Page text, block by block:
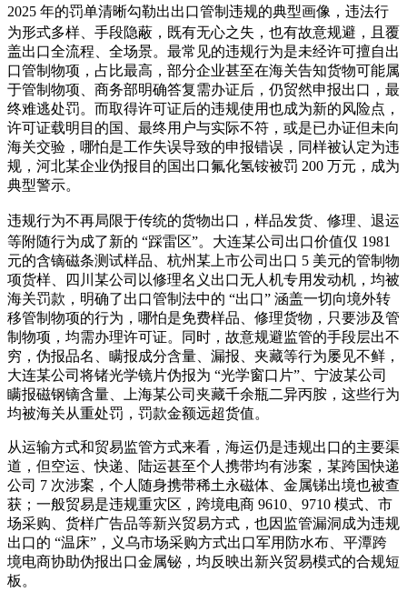
2025 年的罚单清晰勾勒出出口管制违规的典型画像， 违法行
为形式多样、手段隐蔽 ，既有无心之失，也有故意规避，且覆
盖出口全流程、全场景。最常见的违规行为是未经许可擅自出
口管制物项，占比最高，部分企业甚至在海关告知货物可能属
于管制物项、商务部明确答复需办证后，仍贸然申报出口，最
终难逃处罚。而取得许可证后的违规使用也成为新的风险点，
许可证载明目的国、最终用户与实际不符，或是已办证但未向
海关交验，哪怕是工作失误导致的申报错误，同样被认定为违
规，河北某企业伪报目的国出口氟化氢铵被罚 200 万元，成为
典型警示。
违规行为不再局限于传统的货物出口， 样品发货、修理、退运
等附随行为成了新的 “踩雷区”。大连某公司出口价值仅 1981
元的含镝磁条测试样品、杭州某上市公司出口 5 美元的管制物
项货样、四川某公司以修理名义出口无人机专用发动机，均被
海关罚款，明确了出口管制法中的 “出口” 涵盖一切向境外转
移管制物项的行为，哪怕是免费样品、修理货物，只要涉及管
制物项，均需办理许可证。同时，故意规避监管的手段层出不
穷，伪报品名、瞒报成分含量、漏报、夹藏等行为屡见不鲜，
大连某公司将锗光学镜片伪报为 “光学窗口片”、宁波某公司
瞒报磁钢镝含量、上海某公司夹藏千余瓶二异丙胺，这些行为
均被海关从重处罚，罚款金额远超货值。
从运输方式和贸易监管方式来看，海运仍是违规出口的主要渠
道，但空运、快递、陆运甚至个人携带均有涉案，某跨国快递
公司 7 次涉案，个人随身携带稀土永磁体、金属锑出境也被查
获；一般贸易是违规重灾区，跨境电商 9610、9710 模式、市
场采购、货样广告品等新兴贸易方式，也因监管漏洞成为违规
出口的 “温床”，义乌市场采购方式出口军用防水布、平潭跨
境电商协助伪报出口金属铋，均反映出新兴贸易模式的合规短
板。